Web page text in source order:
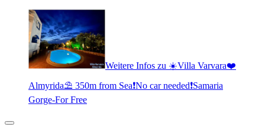
Weitere Infos zu ☀️Villa Varvara❤️
Almyrida⛱️ 350m from Sea❗️No car needed❗️Samaria
Gorge-For Free